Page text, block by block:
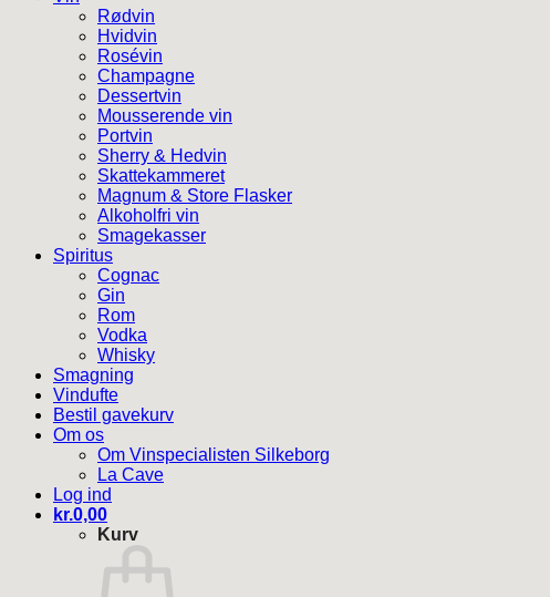
Rødvin
Hvidvin
Rosévin
Champagne
Dessertvin
Mousserende vin
Portvin
Sherry & Hedvin
Skattekammeret
Magnum & Store Flasker
Alkoholfri vin
Smagekasser
Spiritus
Cognac
Gin
Rom
Vodka
Whisky
Smagning
Vindufte
Bestil gavekurv
Om os
Om Vinspecialisten Silkeborg
La Cave
Log ind
kr.0,00
Kurv